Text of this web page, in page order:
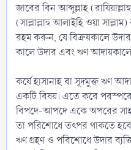
জাবের বিন আব্দুল্লাহ
(সাল্লাল্লাহু আলাইহি ওয়া
রহম করুন, যে বিক্রয়কালে
কালে উদার এবং ঋণ
কর্যে হাসানাহ বা সূদমুক্ত ঋণ
একটি বিষয়। এতে করে পরস্পরের
বিপদে-আপদে একে অপরের
তা পরিশোধে তৎপর থাকতে
ঋণ গ্রহণ ও পরিশোধে উদার